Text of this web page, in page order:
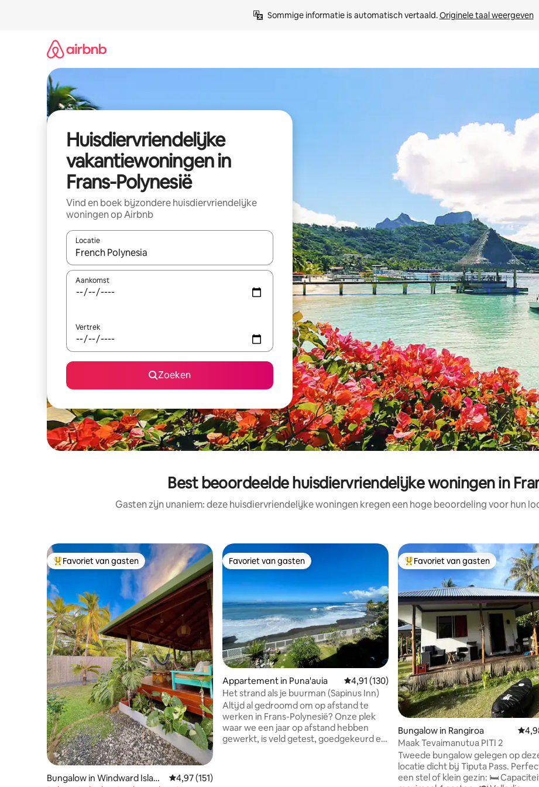
Sommige informatie is automatisch vertaald. Originele taal weergeven
Huisdiervriendelijke
vakantiewoningen in
Frans-Polynesië
Vind en boek bijzondere huisdiervriendelijke
woningen op Airbnb
Locatie
Wanneer er suggesties beschikbaar zijn, maak je een keuze met je de pijltjestoetsen omhoog en omlaag, óf door te tikken
Aankomst
Vertrek
Zoeken
Best beoordeelde huisdiervriendelijke woningen in
Gasten zijn unaniem: deze huisdiervriendelijke woningen kregen een hoge beoordeling voor hun
Topfavoriet van gasten
Favoriet van gasten
Bungalow in Windward Island
Gemiddelde beoordeling van 4,97 uit 5, 151 recensies
4,97 (151)
Favoriet van gasten
Favoriet van gasten
Appartement in Puna'auia Gemiddelde beoordeling van 4,91 uit 5, 130
4,91 (130)
Het strand als je buurman (Sapinus Inn)
Altijd al gedroomd om op afstand te
werken in Frans-Polynesië? Onze plek
waar we een jaar op afstand hebben
gewerkt, is veld getest, goedgekeurd en
Topfavoriet van gasten
Favoriet van gasten
Bungalow in Rangiroa
Maak Tevaimanutua PITI 2
Tweede bungalow gelegen op
locatie dicht bij Tiputa Pass.
een stel of klein gezin: 🛏️